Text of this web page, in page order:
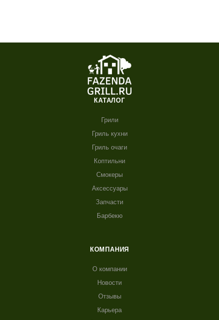
КАТАЛОГ
Грили
Гриль кухни
Гриль очаги
Коптильни
Смокеры
Аксессуары
Запчасти
Барбекю
КОМПАНИЯ
О компании
Новости
Отзывы
Карьера